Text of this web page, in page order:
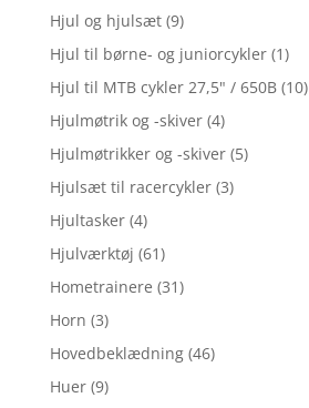
Hjul og hjulsæt (9)
Hjul til børne- og juniorcykler (1)
Hjul til MTB cykler 27,5" / 650B (10)
Hjulmøtrik og -skiver (4)
Hjulmøtrikker og -skiver (5)
Hjulsæt til racercykler (3)
Hjultasker (4)
Hjulværktøj (61)
Hometrainere (31)
Horn (3)
Hovedbeklædning (46)
Huer (9)